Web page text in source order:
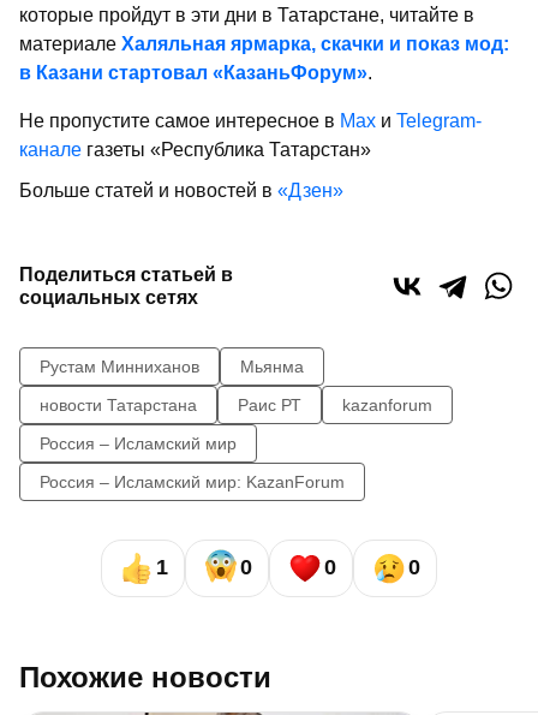
которые пройдут в эти дни в Татарстане, читайте в
материале Халяльная ярмарка, скачки и показ мод:
в Казани стартовал «КазаньФорум».
Не пропустите самое интересное в Max и Telegram-
канале газеты «Республика Татарстан»
Больше статей и новостей в «Дзен»
Поделиться статьей в
социальных сетях
Рустам Минниханов
Мьянма
новости Татарстана
Раис РТ
kazanforum
Россия – Исламский мир
Россия – Исламский мир: KazanForum
1 0 0 0
Похожие новости